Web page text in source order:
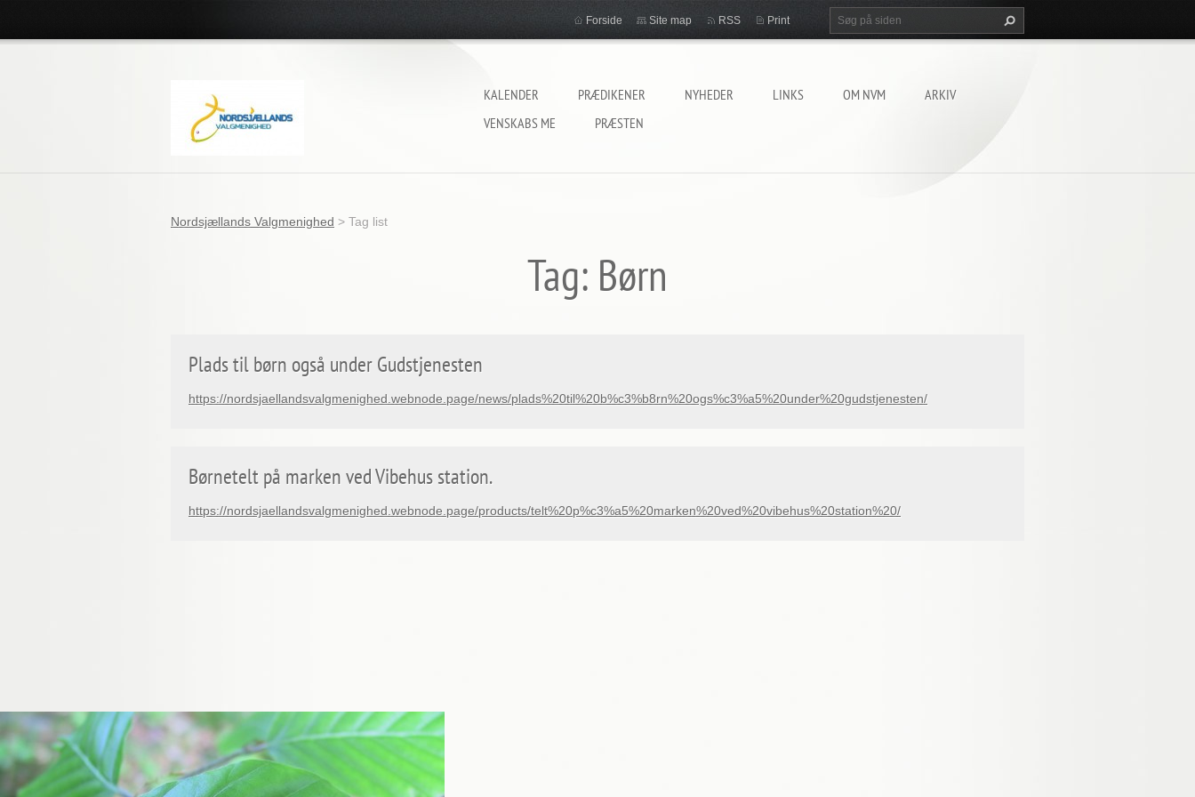
KALENDER PRÆDIKENER NYHEDER LINKS OM NVM
ARKIV
VENSKABS ME
PRÆSTEN
Forside Site map RSS Print
Nordsjællands Valgmenighed > Tag list
Tag: Børn
Plads til børn også under Gudstjenesten
https://nordsjaellandsvalgmenighed.webnode.page/news/plads%20til%20b%c3%b8rn%20ogs%c3%a5%20under%20gudstjenesten/
Børnetelt på marken ved Vibehus station.
https://nordsjaellandsvalgmenighed.webnode.page/products/telt%20p%c3%a5%20marken%20ved%20vibehus%20station%20/